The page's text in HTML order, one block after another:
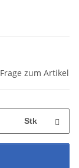
Frage zum Artikel
Stk